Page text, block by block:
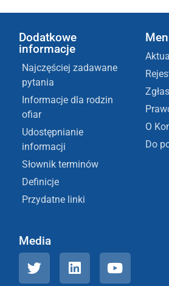
Dodatkowe
informacje
Najczęściej zadawane
pytania
Informacje dla rodzin
ofiar
Udostępnianie
informacji
Słownik terminów
Definicje
Przydatne linki
O
Do
Media